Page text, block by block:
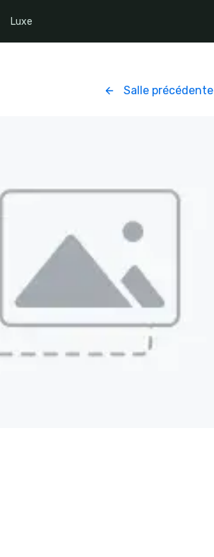
Luxe
Salle précédente